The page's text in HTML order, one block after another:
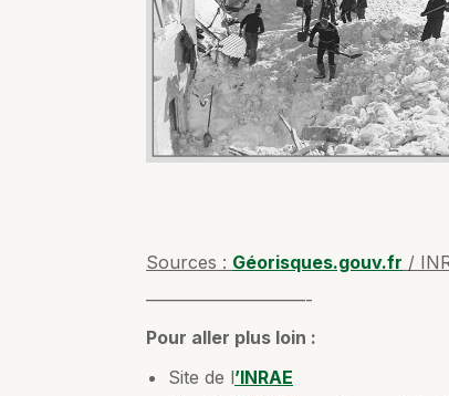
Sources : Géorisques.gouv.fr /
—————————-
Pour aller plus loin :
Site de l’INRAE